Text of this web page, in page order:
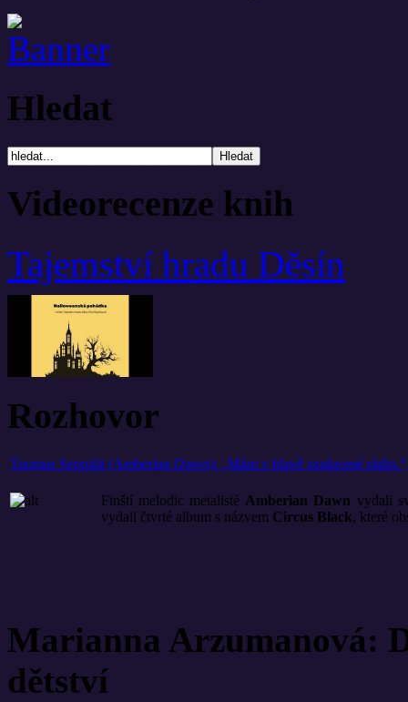
Hledat
Videorecenze knih
Tajemství hradu Děsín
Rozhovor
Tuomas Seppälä (Amberian Dawn): „Mám v hlavě soukromé rádio.“
Finští melodic metalistéAmberian Dawn vydali
vydali čtvrté album s názvem Circus Black, které
Marianna Arzumanová:
dětství